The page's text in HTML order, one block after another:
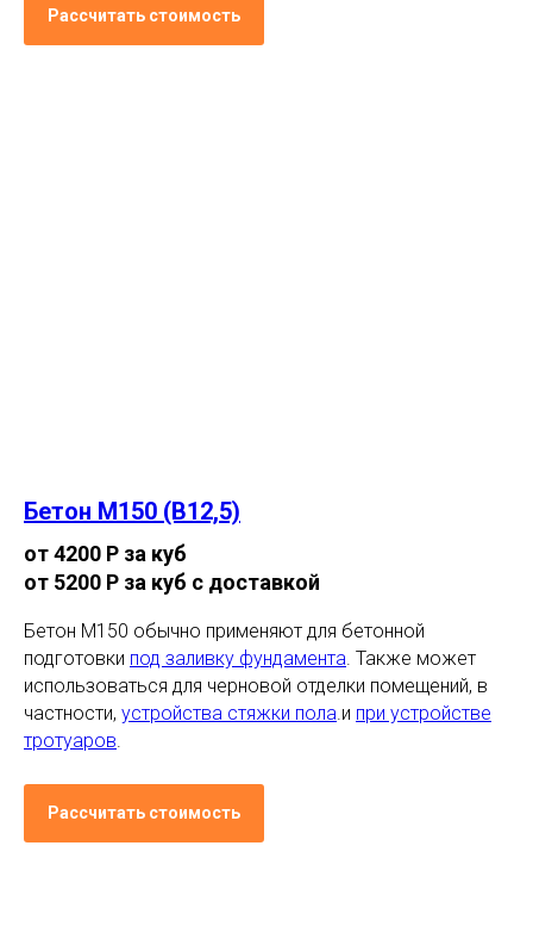
Рассчитать стоимость
Бетон М150 (В12,5)
от 4200 Р за куб
от 5200 Р за куб с доставкой
Бетон М150 обычно применяют для бетонной
подготовки под заливку фундамента. Также может
использоваться для черновой отделки помещений, в
частности, устройства стяжки пола.и при устройстве
тротуаров.
Рассчитать стоимость